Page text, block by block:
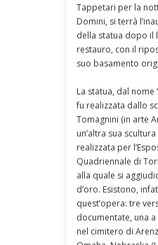
Tappetari per la
Domini, si terrà
della statua dopo il
restauro, con il
suo basamento
La statua, dal nome
fu realizzata dallo
Tomagnini (in arte
un’altra sua
realizzata per
Quadriennale di
alla quale si
d’oro. Esistono,
quest’opera: tre
documentate, una a
nel cimitero di